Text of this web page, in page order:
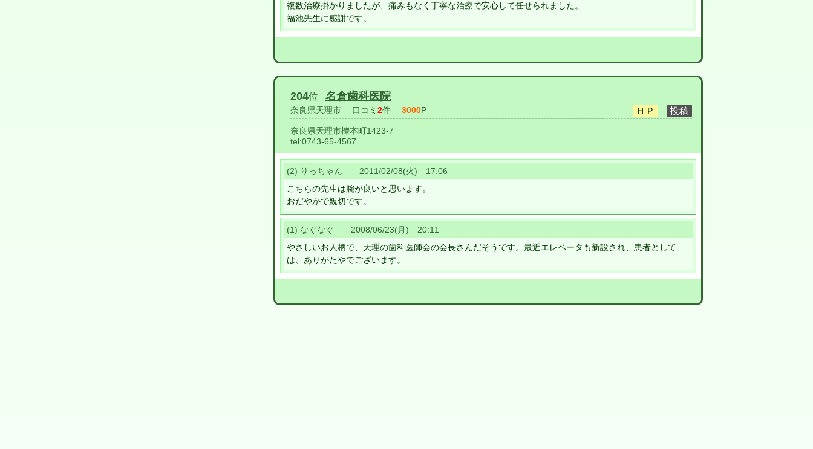
複数治療掛かりましたが、痛みもなく丁寧な治療で安心して任せられました。
福池先生に感謝です。
204位 名倉歯科医院
奈良県天理市 口コミ 2件 3000P
奈良県天理市櫟本町1423-7
tel:0743-65-4567
(2) りっちゃん 2011/02/08(火) 17:06
こちらの先生は腕が良いと思います。
おだやかで親切です。
(1) なぐなぐ 2008/06/23(月) 20:11
やさしいお人柄で、天理の歯科医師会の会長さんだそうです。最近エレベータも新設され、患者として
は、ありがたやでございます。